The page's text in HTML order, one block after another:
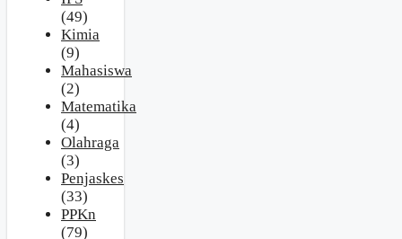
(49)
Kimia
(9)
Mahasiswa
(2)
Matematika
(4)
Olahraga
(3)
Penjaskes
(33)
PPKn
(79)